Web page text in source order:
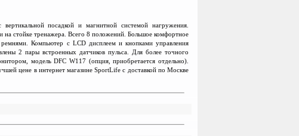
посадкой и магнитной системой нагружения.
стойке тренажера. Всего 8 положений. Большое комфортное
Компьютер с LCD дисплеем и кнопками управления
2 пары встроенных датчиков пульса. Для более точного
модель DFC W117 (опция, приобретается отдельно).
цене в интернет магазине SportLife с доставкой по Москве